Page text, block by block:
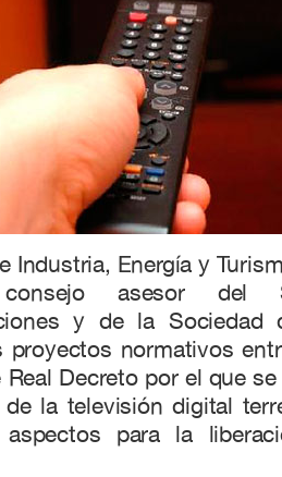
Industria, Energía y
asesor del
y de la Sociedad
proyectos normativos
Decreto por el que
de la televisión digital
aspectos para la